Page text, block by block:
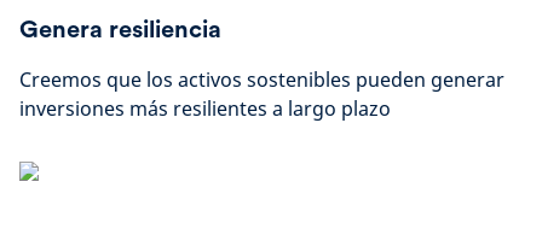
Genera resiliencia
Creemos que los activos sostenibles pueden generar
inversiones más resilientes a largo plazo